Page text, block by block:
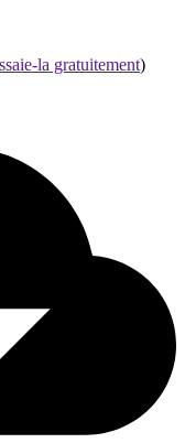
la gratuitement)